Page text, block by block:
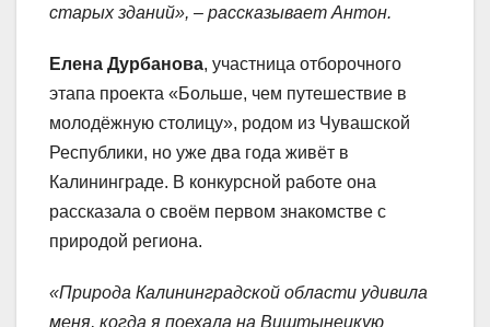
старых зданий», – рассказывает Антон.
Елена Дурбанова, участница отборочного
этапа проекта «Больше, чем путешествие в
молодёжную столицу», родом из Чувашской
Республики, но уже два года живёт в
Калининграде. В конкурсной работе она
рассказала о своём первом знакомстве с
природой региона.
«Природа Калининградской области удивила
меня, когда я поехала на Виштынецкую